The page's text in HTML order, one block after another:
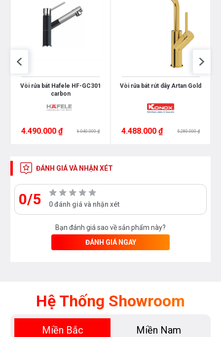
Vòi rửa bát Hafele HF-GC301
carbon
4.490.000 ₫ 6.040.000 ₫
Vòi rửa bát rút dây Artan Gold
4.488.000 ₫ 5.280.000 ₫
ĐÁNH GIÁ VÀ NHẬN XÉT
0/5 0 đánh giá và nhận xét
Bạn đánh giá sao về sản phẩm này?
ĐÁNH GIÁ NGAY
Hệ Thống Showroom
Miền Bắc Miền Nam